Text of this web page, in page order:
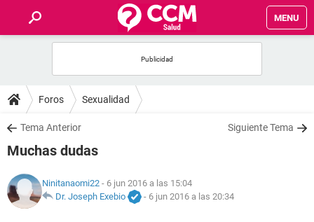
MENU
FOROS
SALUD
NUTRICIÓN
Foros Sexualidad
Tema Anterior Siguiente Tema
Muchas dudas
Ninitanaomi22 - 6 jun 2016 a las 15:04
Dr. Joseph Exebio
- 6 jun 2016 a las 20:34